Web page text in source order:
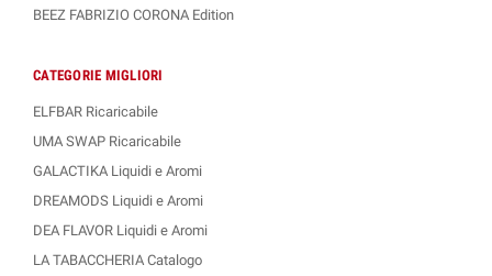
BEEZ FABRIZIO CORONA Edition
CATEGORIE MIGLIORI
ELFBAR Ricaricabile
UMA SWAP Ricaricabile
GALACTIKA Liquidi e Aromi
DREAMODS Liquidi e Aromi
DEA FLAVOR Liquidi e Aromi
LA TABACCHERIA Catalogo